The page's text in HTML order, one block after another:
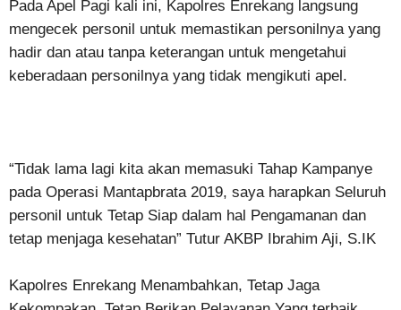
Pada Apel Pagi kali ini, Kapolres Enrekang langsung
mengecek personil untuk memastikan personilnya yang
hadir dan atau tanpa keterangan untuk mengetahui
keberadaan personilnya yang tidak mengikuti apel.
“Tidak lama lagi kita akan memasuki Tahap Kampanye
pada Operasi Mantapbrata 2019, saya harapkan Seluruh
personil untuk Tetap Siap dalam hal Pengamanan dan
tetap menjaga kesehatan” Tutur AKBP Ibrahim Aji, S.IK
Kapolres Enrekang Menambahkan, Tetap Jaga